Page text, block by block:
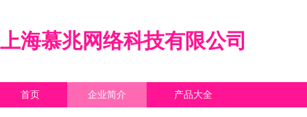
上海慕兆网络科技有限公司
首页 企业简介 产品大全